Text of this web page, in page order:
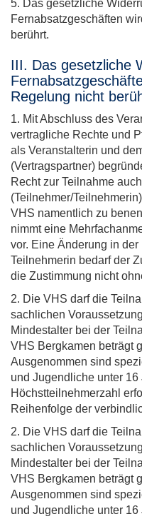
5. Das gesetzliche
Fernabsatzgeschäften
berührt.
III. Das gesetzliche
Regelung nicht
1. Mit Abschluss des
vertragliche Rechte und
als Veranstalterin und
(Vertragspartner)
Recht zur Teilnahme
(Teilnehmer/
VHS namentlich zu
nimmt eine
vor. Eine Änderung in
Teilnehmerin bedarf der
die Zustimmung nicht
2. Die VHS darf die
sachlichen
Mindestalter bei der
VHS Bergkamen beträgt
Ausgenommen sind
und Jugendliche unter
Höchstteilnehmerzahl
Reihenfolge der
2. Die VHS darf die
sachlichen
Mindestalter bei der
VHS Bergkamen beträgt
Ausgenommen sind
und Jugendliche unter